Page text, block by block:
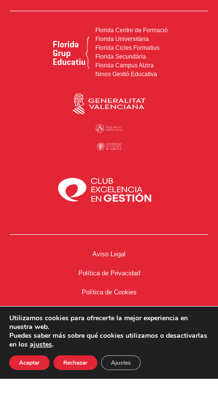
Florida Centre de Formació
Florida Universitària
Florida Cicles Formatius
Florida Secundària
Florida Campus Alzira
Ninos Gestió Educativa
Aviso Legal
Política de Privacidad
Política de Cookies
34667504662
Utilizamos cookies para ofrecerte la mejor experiencia en
nuestra web.
Puedes saber más sobre qué cookies utilizamos o desactivarlas
en los ajustes.
Aceptar Rechazar Ajustes